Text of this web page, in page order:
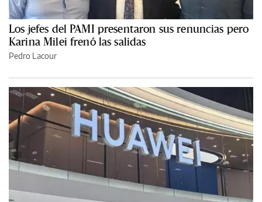
Los jefes del PAMI presentaron sus renuncias pero
Karina Milei frenó las salidas
Pedro Lacour